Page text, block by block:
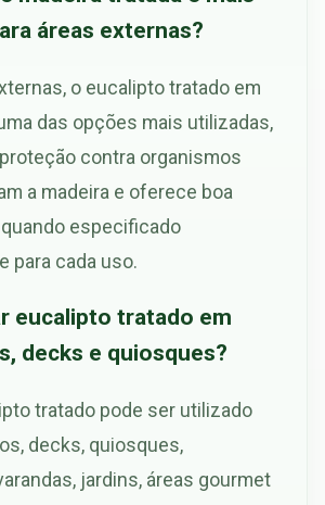
áreas externas?
o eucalipto tratado em
das opções mais utilizadas,
contra organismos
a madeira e oferece boa
especificado
para cada uso.
eucalipto tratado em
decks e quiosques?
tratado pode ser utilizado
decks, quiosques,
jardins, áreas gourmet